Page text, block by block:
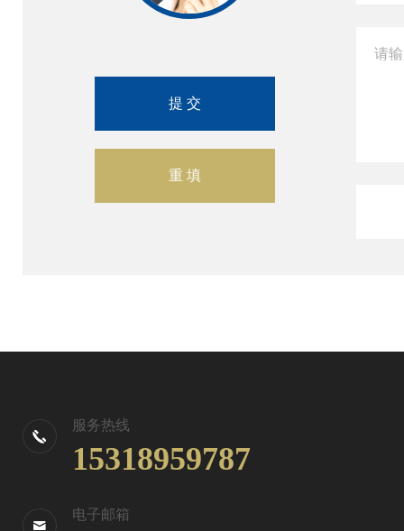
服务热线
15318959787
电子邮箱